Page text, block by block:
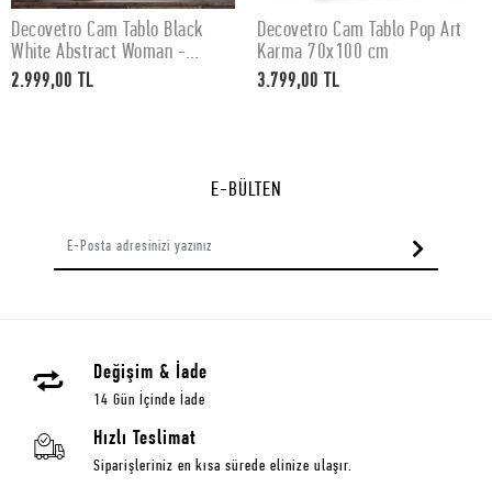
SEPETE EKLE
Decovetro Cam Tablo Black
White Abstract Woman -
50x70 cm
2.999,00 TL
SEPETE EKLE
Decovetro Cam Tablo Pop Art
Karma 70x100 cm
3.799,00 TL
E-BÜLTEN
Değişim & İade
14 Gün İçinde İade
Hızlı Teslimat
Siparişleriniz en kısa sürede elinize ulaşır.